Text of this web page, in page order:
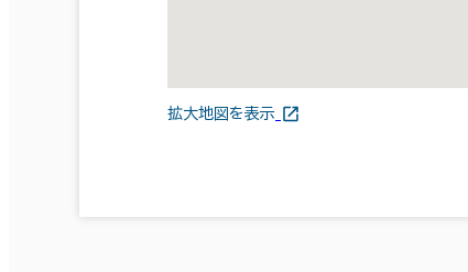
拡大地図を表示